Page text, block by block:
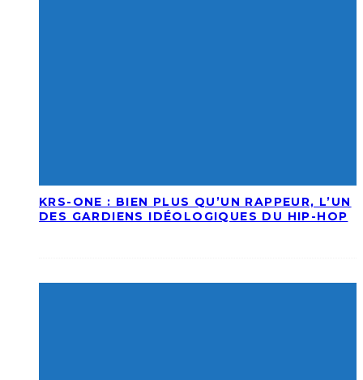
KRS-ONE : BIEN PLUS QU’UN RAPPEUR, L’UN
DES GARDIENS IDÉOLOGIQUES DU HIP-HOP